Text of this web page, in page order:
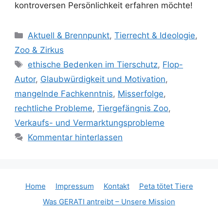
kontroversen Persönlichkeit erfahren möchte!
K
a
e
g
o
r
i
n
Aktuell & Brennpunkt,Tierrecht & Ideologie,
Zoo & Zirkus
S
c
l
a
g
w
e
ethische Bedenken im Tierschutz, Flop-
Autor, Glaubwürdigkeit und Motivation,
mangelnde Fachkenntnis, Misserfolge,
rechtliche Probleme, Tiergefängnis Zoo,
Verkaufs- und Vermarktungsprobleme
Kommentar hinterlassen
Home Impressum Kontakt
Peta tötet Tiere
Was GERATI antreibt – Unsere Mission